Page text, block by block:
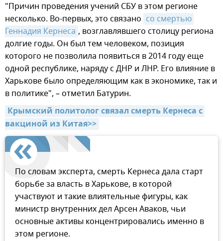
"Причин проведения учений СБУ в этом регионе
несколько. Во-первых, это связано со смертью
Геннадия Кернеса , возглавлявшего столицу региона
долгие годы. Он был тем человеком, позиция
которого не позволила появиться в 2014 году еще
одной республике, наряду с ДНР и ЛНР. Его влияние в
Харькове было определяющим как в экономике, так и
в политике", – отметил Батурин.
Крымский политолог связал смерть Кернеса с
вакциной из Китая>>
По словам эксперта, смерть Кернеса дала старт
борьбе за власть в Харькове, в которой
участвуют и такие влиятельные фигуры, как
министр внутренних дел Арсен Аваков, чьи
основные активы концентрировались именно в
этом регионе.